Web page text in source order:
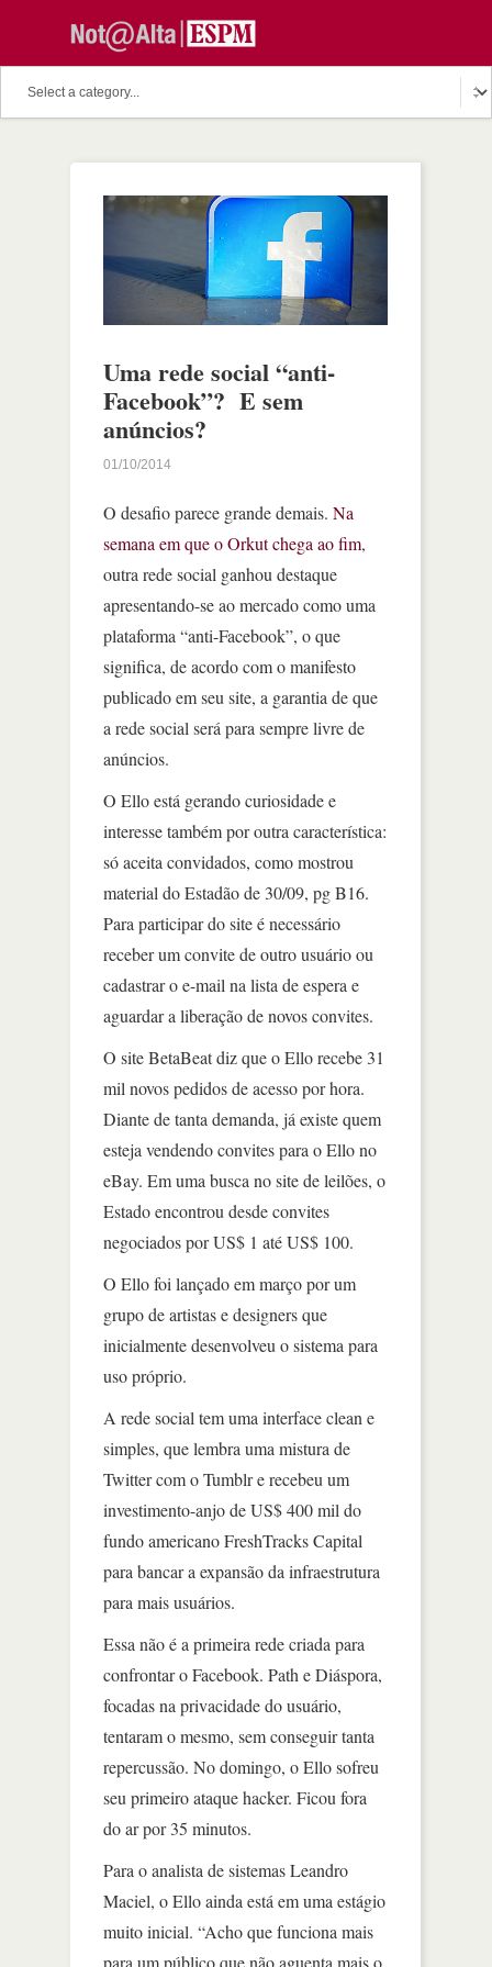
Uma rede social “anti-
Facebook”? E sem
anúncios?
01/10/2014
O desafio parece grande demais. Na
semana em que o Orkut chega ao fim,
outra rede social ganhou destaque
apresentando-se ao mercado como uma
plataforma “anti-Facebook”, o que
significa, de acordo com o manifesto
publicado em seu site, a garantia de que
a rede social será para sempre livre de
anúncios.
O Ello está gerando curiosidade e
interesse também por outra característica:
só aceita convidados, como mostrou
material do Estadão de 30/09, pg B16.
Para participar do site é necessário
receber um convite de outro usuário ou
cadastrar o e-mail na lista de espera e
aguardar a liberação de novos convites.
O site BetaBeat diz que o Ello recebe 31
mil novos pedidos de acesso por hora.
Diante de tanta demanda, já existe quem
esteja vendendo convites para o Ello no
eBay. Em uma busca no site de leilões, o
Estado encontrou desde convites
negociados por US$ 1 até US$ 100.
O Ello foi lançado em março por um
grupo de artistas e designers que
inicialmente desenvolveu o sistema para
uso próprio.
A rede social tem uma interface clean e
simples, que lembra uma mistura de
Twitter com o Tumblr e recebeu um
investimento-anjo de US$ 400 mil do
fundo americano FreshTracks Capital
para bancar a expansão da infraestrutura
para mais usuários.
Essa não é a primeira rede criada para
confrontar o Facebook. Path e Diáspora,
focadas na privacidade do usuário,
tentaram o mesmo, sem conseguir tanta
repercussão. No domingo, o Ello sofreu
seu primeiro ataque hacker. Ficou fora
do ar por 35 minutos.
Para o analista de sistemas Leandro
Maciel, o Ello ainda está em uma estágio
muito inicial. “Acho que funciona mais
para um público que não aguenta mais o